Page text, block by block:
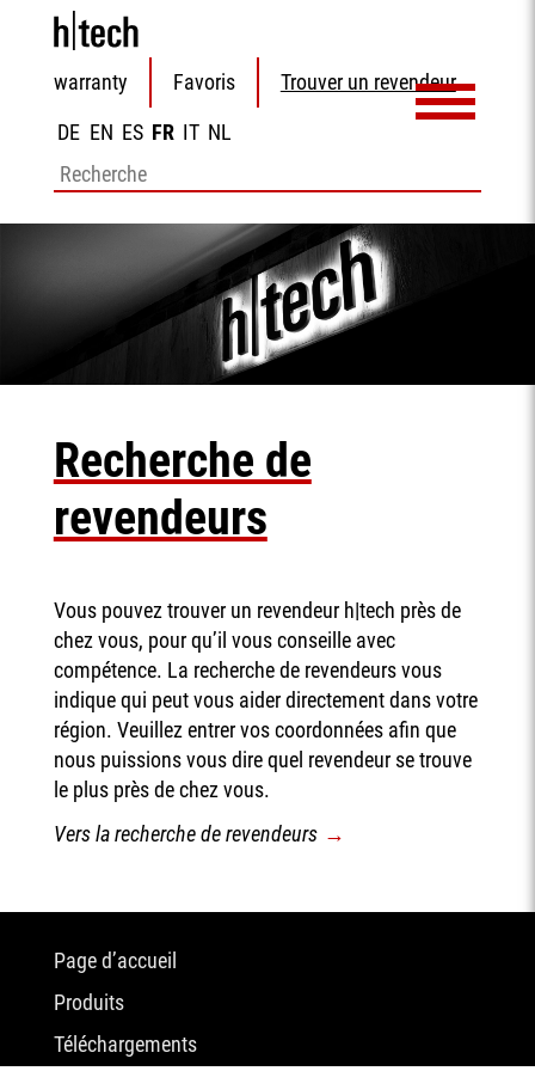
Aller
contenu
warranty Favoris
Trouver un revendeur
DE EN ES FR IT NL
Mots-
Recherche de
revendeurs
Vous pouvez trouver un revendeur h|tech près de
chez vous, pour qu’il vous conseille avec
compétence. La recherche de revendeurs vous
indique qui peut vous aider directement dans votre
région. Veuillez entrer vos coordonnées afin que
nous puissions vous dire quel revendeur se trouve
le plus près de chez vous.
Vers la recherche de revendeurs
Aller
contenu
Page d’accueil
Produits
Téléchargements